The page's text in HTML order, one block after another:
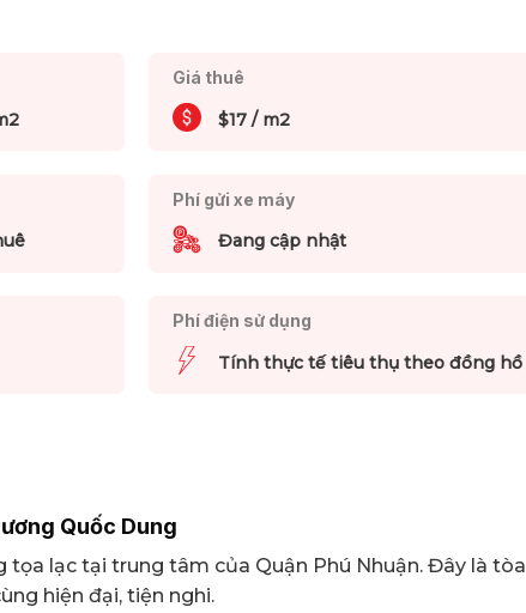
Giá thuê
$17 / m2
Phí gửi xe máy
Đang cập nhật
Phí điện sử dụng
Tính thực tế tiêu thụ theo đồng hồ
Quốc Dung
tọa lạc tại trung tâm của Quận Phú Nhuận. Đây là tòa
hiện đại, tiện nghi.